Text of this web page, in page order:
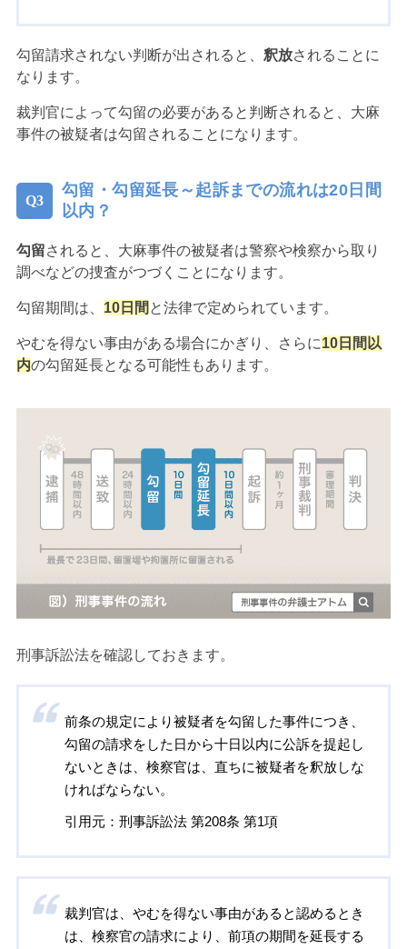
勾留請求されない判断が出されると、 釈放されることに
なります。
裁判官によって勾留の必要があると判断されると、大麻
事件の被疑者は勾留されることになります。
勾留・勾留延長～起訴までの流れは20日間
以内？
勾留されると、大麻事件の被疑者は警察や検察から取り
調べなどの捜査がつづくことになります。
勾留期間は、 10日間 と法律で定められています。
やむを得ない事由がある場合にかぎり、さらに10日間以
内の勾留延長となる可能性もあります。
刑事訴訟法を確認しておきます。
前条の規定により被疑者を勾留した事件につき、
勾留の請求をした日から十日以内に公訴を提起し
ないときは、検察官は、直ちに被疑者を釈放しな
ければならない。
引用元：刑事訴訟法 第208条 第1項
裁判官は、やむを得ない事由があると認めるとき
は、検察官の請求により、前項の期間を延長する